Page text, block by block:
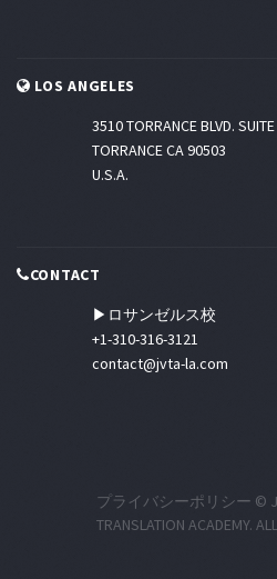
LOS ANGELES
3510 TORRANCE BLVD.
TORRANCE CA 90503
U.S.A.
CONTACT
▶ロサンゼルス校
+1-310-316-3121
contact@jvta-la.com
プライバシーポリシー ©
TRANSLATION ACADEMY.